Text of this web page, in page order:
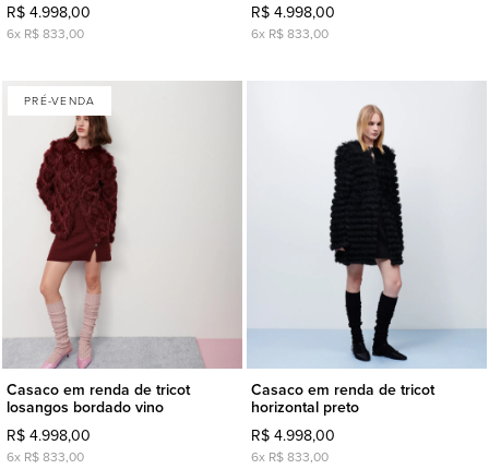
R$ 4.998,00
6x R$ 833,00
R$ 4.998,00
6x R$ 833,00
PRÉ-VENDA
Casaco em renda de tricot
losangos bordado vino
R$ 4.998,00
6x R$ 833,00
Casaco em renda de tricot
horizontal preto
R$ 4.998,00
6x R$ 833,00